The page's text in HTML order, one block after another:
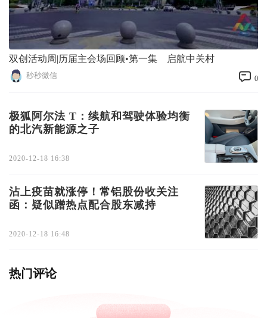
双创活动周|历届主会场回顾•第一集 启航中关村
秒秒微信 0
极狐阿尔法 T：续航和驾驶体验均衡
的北汽新能源之子
2020-12-18 16:38
沾上疫苗就涨停！常铝股份收关注
函：疑似蹭热点配合股东减持
2020-12-18 16:48
热门评论